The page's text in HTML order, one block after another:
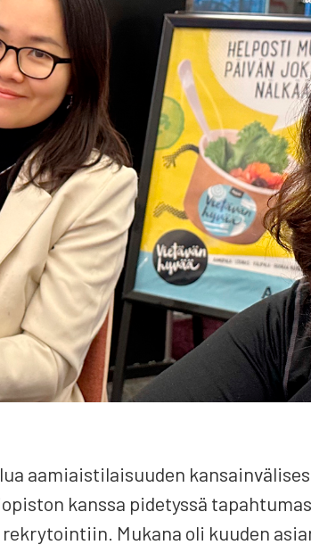
aamiais­ti­lai­suu­den
kans­sa pide­tys­sä
Muka­na oli kuu­den